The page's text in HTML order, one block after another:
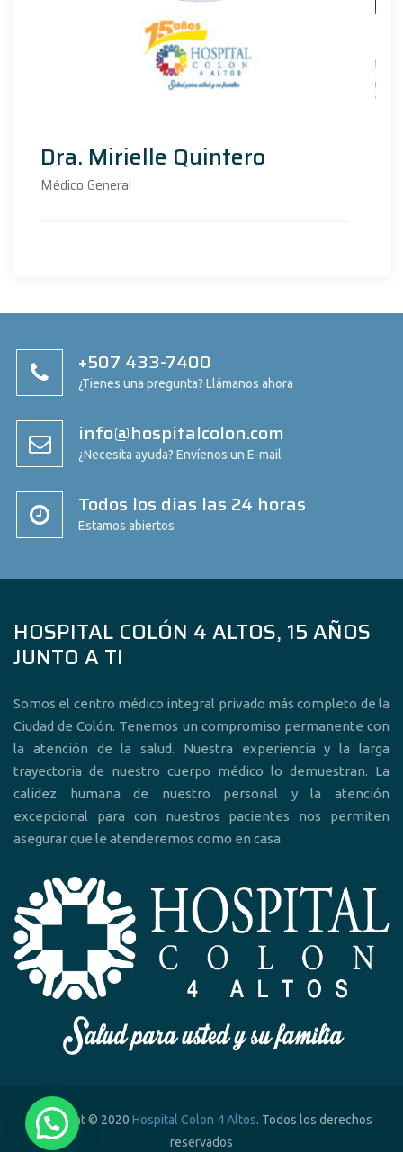
Dra. Mirielle Quintero
Médico General
+507 433-7400
¿Tienes una pregunta? Llámanos ahora
info@hospitalcolon.com
¿Necesita ayuda? Envíenos un E-mail
Todos los dias las 24 horas
Estamos abiertos
HOSPITAL COLÓN 4 ALTOS, 15 AÑOS
JUNTO A TI
Somos el centro médico integral privado más completo de la
Ciudad de Colón. Tenemos un compromiso permanente con
la atención de la salud. Nuestra experiencia y la larga
trayectoria de nuestro cuerpo médico lo demuestran. La
calidez humana de nuestro personal y la atención
excepcional para con nuestros pacientes nos permiten
asegurar que le atenderemos como en casa.
Copyright © 2020 Hospital Colon 4 Altos. Todos los derechos
reservados